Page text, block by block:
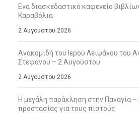
Ενα διασκεδαστικό καφενείο
Καραβόλια
2 Αυγούστου 2026
Ανακομιδή του Ιερού Λειψάνου του
Στεφάνου – 2 Αυγούστου
2 Αυγούστου 2026
Η μεγάλη παράκληση στην Παναγία –
προστασίας για τους πιστούς